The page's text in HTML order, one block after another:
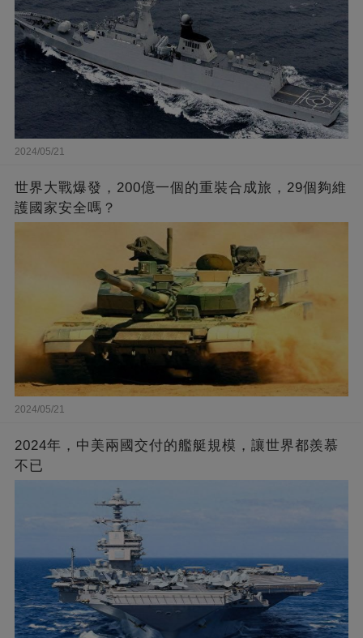
2024/05/21
世界大戰爆發，200億一個的重裝合成旅，29個夠維
護國家安全嗎？
2024/05/21
2024年，中美兩國交付的艦艇規模，讓世界都羨慕
不已